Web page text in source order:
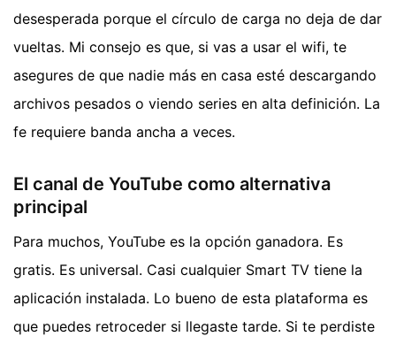
desesperada porque el círculo de carga no deja de dar
vueltas. Mi consejo es que, si vas a usar el wifi, te
asegures de que nadie más en casa esté descargando
archivos pesados o viendo series en alta definición. La
fe requiere banda ancha a veces.
El canal de YouTube como alternativa
principal
Para muchos, YouTube es la opción ganadora. Es
gratis. Es universal. Casi cualquier Smart TV tiene la
aplicación instalada. Lo bueno de esta plataforma es
que puedes retroceder si llegaste tarde. Si te perdiste